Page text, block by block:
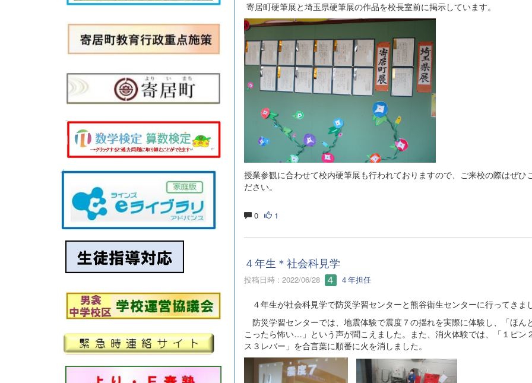
寄居町硬筆展と埼玉県硬筆展の作品を校長室前に掲示しています。
授業参観に合わせて校内硬筆展も行われておりますので、ご来校の際はぜひ
ださい。
0 1
４年生＊社会科見学
投稿日時 : 2022/06/28 ４年担任
４年生が社会科見学で防災学習センターと熊谷衛生センターに行ってきま
防災学習センターでは、地震体験で震度７の揺れを実際に体験し、「ほん
こったら怖い…」という声が聞こえました。また、消火体験では、「１ピン
ス３レバー」を合言葉に順番に火を消しました。